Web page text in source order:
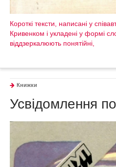
Короткі тексти, написані у
Кривенком і укладені у формі
віддзеркалюють понятійні,
Книжки
Усвідомлення